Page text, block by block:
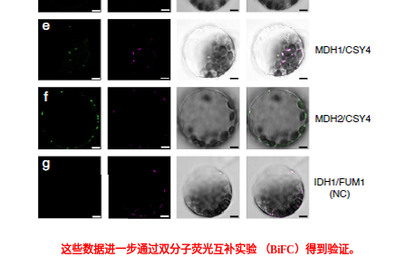
这些数据进一步通过双分子荧光互补实验 （BiFC）得到验证。